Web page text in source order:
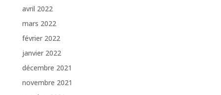
avril 2022
mars 2022
février 2022
janvier 2022
décembre 2021
novembre 2021